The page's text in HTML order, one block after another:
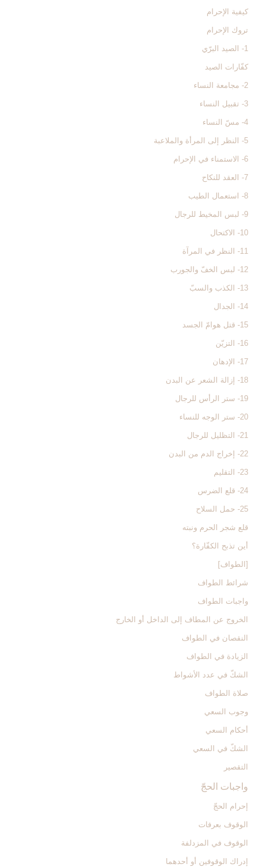
كيفية الإحرام‏
تروك الإحرام‏
1- الصيد البرّي
كفّارات الصيد
2- مجامعة النساء
3- تقبيل النساء
4- مسّ النساء
5- النظر إلى المرأة والملاعبة
6- الاستمناء في الإحرام
7- العقد للنكاح
8- استعمال الطيب
9- لبس المخيط للرجال
10- الاكتحال
11- النظر في المرآة
12- لبس الخفّ والجورب
13- الكذب والسبّ
14- الجدال
15- قتل هوامّ الجسد
16- التزيّن
17- الإدهان
18- إزالة الشعر عن البدن
19- ستر الرأس للرجال
20- ستر الوجه للنساء
21- التظليل للرجال
22- إخراج الدم من البدن
23- التقليم
24- قلع الضرس
25- حمل السلاح
قلع شجر الحرم ونبته
أين تذبح الكفّارة؟
[الطواف‏]
شرائط الطواف
واجبات الطواف‏
الخروج عن المطاف إلى الداخل أو الخارج‏
النقصان في الطواف‏
الزيادة في الطواف‏
الشكّ في عدد الأشواط
صلاة الطواف
وجوب السعي‏
أحكام السعي‏
الشكّ في السعي‏
التقصير
واجبات الحجّ‏
إحرام الحجّ‏
الوقوف بعرفات‏
الوقوف في المزدلفة
إدراك الوقوفين أو أحدهما